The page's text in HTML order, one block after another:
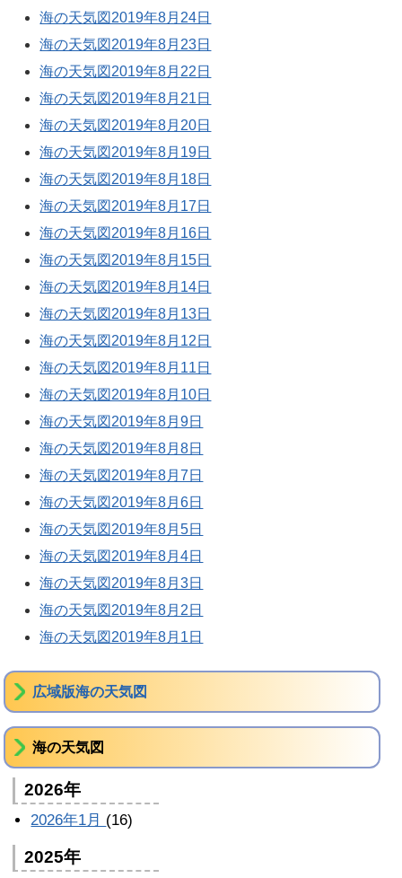
海の天気図2019年8月24日
海の天気図2019年8月23日
海の天気図2019年8月22日
海の天気図2019年8月21日
海の天気図2019年8月20日
海の天気図2019年8月19日
海の天気図2019年8月18日
海の天気図2019年8月17日
海の天気図2019年8月16日
海の天気図2019年8月15日
海の天気図2019年8月14日
海の天気図2019年8月13日
海の天気図2019年8月12日
海の天気図2019年8月11日
海の天気図2019年8月10日
海の天気図2019年8月9日
海の天気図2019年8月8日
海の天気図2019年8月7日
海の天気図2019年8月6日
海の天気図2019年8月5日
海の天気図2019年8月4日
海の天気図2019年8月3日
海の天気図2019年8月2日
海の天気図2019年8月1日
広域版海の天気図
海の天気図
2026年
2026年1月 (16)
2025年